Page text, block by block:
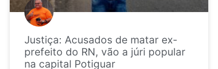
Justiça: Acusados de matar ex-
prefeito do RN, vão a júri popular
na capital Potiguar